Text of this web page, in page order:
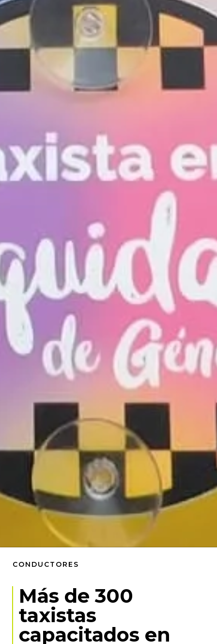
CONDUCTORES
Más de 300
taxistas
capacitados en